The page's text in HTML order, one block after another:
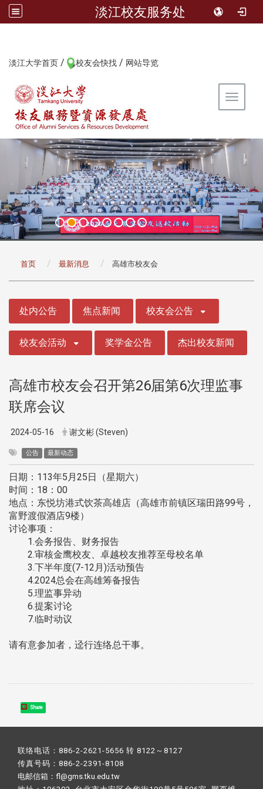
淡江校友服务处
淡江大学首页 / 校友会快找 / 网站导览
Toggle
首页 最新消息 高雄市校友会
处内公告 焦点新闻 校友会公告
校友会活动 奖学金公告 杰出校友新闻
高雄市校友会召开第26届第6次理监事
联席会议
2024-05-16 谢文彬 (Steven)
公告 最新动态
日期：113年5月25日（星期六）
时间：18：00
地点：东悦坊港式饮茶高雄店（高雄市前镇区瑞田路99号，
富野渡假酒店9楼）
讨论事项：
1.会务报告、财务报告
2.审核金鹰校友、卓越校友推荐至母校名单
3.下半年度(7-12月)活动预告
4.2024总会在高雄筹备报告
5.理监事异动
6.提案讨论
7.临时动议
请有意参加者，迳行连络总干事。
Share
联络电话：886-2-2621-5656 转 8122～8127
传真号码：886-2-2391-8108
电邮信箱：fl@gms.tku.edu.tw